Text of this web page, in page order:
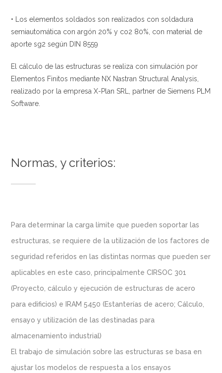
• Los elementos soldados son realizados con soldadura
semiautomática con argón 20% y co2 80%, con material de
aporte sg2 según DIN 8559
El cálculo de las estructuras se realiza con simulación por
Elementos Finitos mediante NX Nastran Structural Analysis,
realizado por la empresa X-Plan SRL, partner de Siemens PLM
Software.
Normas, y criterios:
Para determinar la carga límite que pueden soportar las
estructuras, se requiere de la utilización de los factores de
seguridad referidos en las distintas normas que pueden ser
aplicables en este caso, principalmente CIRSOC 301
(Proyecto, cálculo y ejecución de estructuras de acero
para edificios) e IRAM 5450 (Estanterías de acero; Cálculo,
ensayo y utilización de las destinadas para
almacenamiento industrial)
El trabajo de simulación sobre las estructuras se basa en
ajustar los modelos de respuesta a los ensayos